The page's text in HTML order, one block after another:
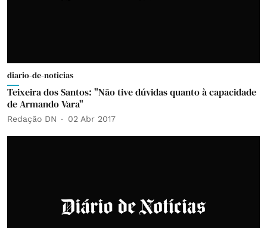
diario-de-noticias
Teixeira dos Santos: "Não tive dúvidas quanto à capacidade
de Armando Vara"
Redação DN 02 Abr 2017